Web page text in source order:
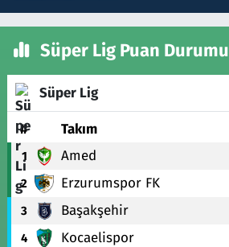
Süper Lig Puan Durumu
Süper Lig
# Takım
1 Amed
2 Erzurumspor FK
3 Başakşehir
4 Kocaelispor